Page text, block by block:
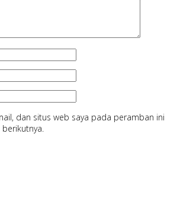
dan situs web saya pada peramban ini